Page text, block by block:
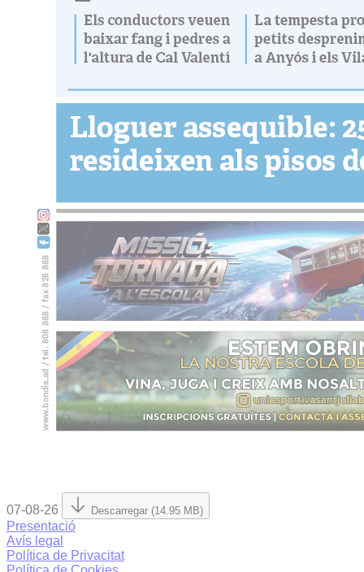
07-08-26 Descarregar (14.95 MB)
Presentació
Avís legal
Política de Privacitat